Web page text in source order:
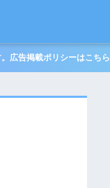
広告掲載ポリシーはこちら